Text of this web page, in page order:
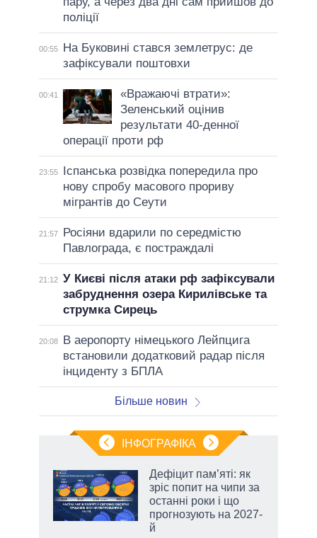
поліції
00:55
На Буковині стався землетрус: де
зафіксували поштовхи
00:41
«Вражаючі втрати»:
Зеленський оцінив
результати 40-денної
операції проти рф
23:55
Іспанська розвідка попередила про
нову спробу масового прориву
мігрантів до Сеути
21:57
Росіяни вдарили по середмістю
Павлограда, є постраждалі
21:12 У Києві після атаки рф зафіксували
забруднення озера Кирилівське та
струмка Сирець
20:08
В аеропорту німецького Лейпцига
встановили додатковий радар після
інциденту з БПЛА
Більше новин
ІНФОГРАФІКА
Дефіцит пам’яті: як
зріс попит на чипи за
останні роки і що
прогнозують на 2027-
й